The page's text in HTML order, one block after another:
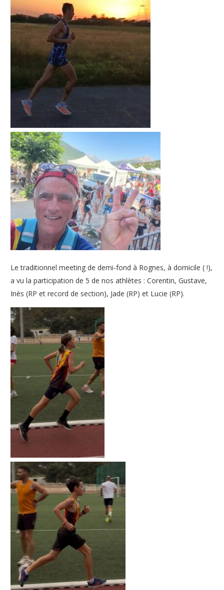
Le traditionnel meeting de demi-fond à Rognes, à domicile ( !),
a vu la participation de 5 de nos athlètes : Corentin, Gustave,
Inès (RP et record de section), Jade (RP) et Lucie (RP).